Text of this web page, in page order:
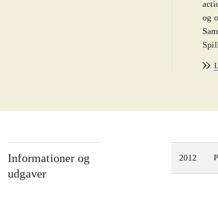
og
Informationer og
udgaver
2012